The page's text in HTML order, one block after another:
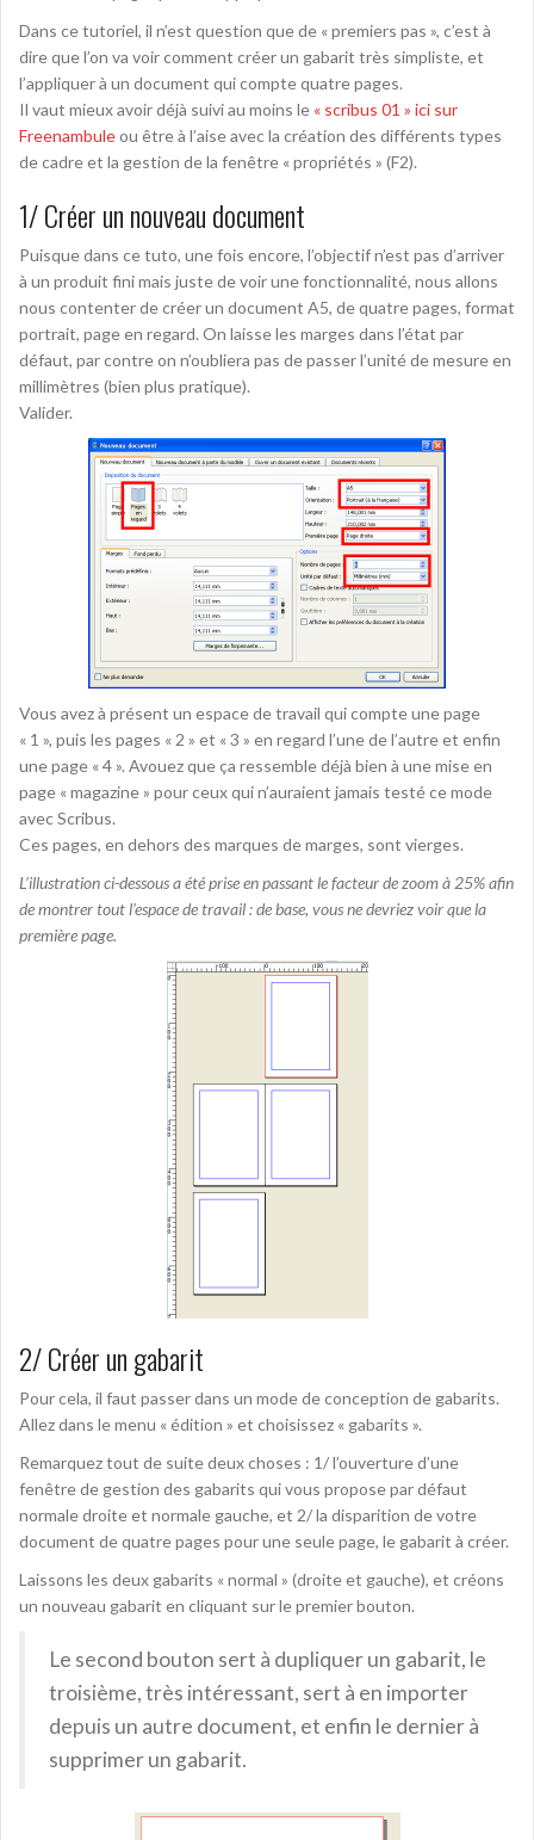
Dans ce tutoriel, il n’est question que de « premiers pas », c’est à
dire que l’on va voir comment créer un gabarit très simpliste, et
l’appliquer à un document qui compte quatre pages.
Il vaut mieux avoir déjà suivi au moins le « scribus 01 » ici sur
Freenambuleou être à l’aise avec la création des différents types
de cadre et la gestion de la fenêtre « propriétés » (F2).
1/ Créer un nouveau document
Puisque dans ce tuto, une fois encore, l’objectif n’est pas d’arriver
à un produit fini mais juste de voir une fonctionnalité, nous allons
nous contenter de créer un document A5, de quatre pages, format
portrait, page en regard. On laisse les marges dans l’état par
défaut, par contre on n’oubliera pas de passer l’unité de mesure en
millimètres (bien plus pratique).
Valider.
Vous avez à présent un espace de travail qui compte une page
« 1 », puis les pages « 2 » et « 3 » en regard l’une de l’autre et enfin
une page « 4 ». Avouez que ça ressemble déjà bien à une mise en
page « magazine » pour ceux qui n’auraient jamais testé ce mode
avec Scribus.
Ces pages, en dehors des marques de marges, sont vierges.
L’illustration ci-dessous a été prise en passant le facteur de zoom à 25% afin
de montrer tout l’espace de travail : de base, vous ne devriez voir que la
première page.
2/ Créer un gabarit
Pour cela, il faut passer dans un mode de conception de gabarits.
Allez dans le menu « édition » et choisissez « gabarits ».
Remarquez tout de suite deux choses : 1/ l’ouverture d’une
fenêtre de gestion des gabarits qui vous propose par défaut
normale droite et normale gauche, et 2/ la disparition de votre
document de quatre pages pour une seule page, le gabarit à créer.
Laissons les deux gabarits « normal » (droite et gauche), et créons
un nouveau gabarit en cliquant sur le premier bouton.
Le second bouton sert à dupliquer un gabarit, le
troisième, très intéressant, sert à en importer
depuis un autre document, et enfin le dernier à
supprimer un gabarit.